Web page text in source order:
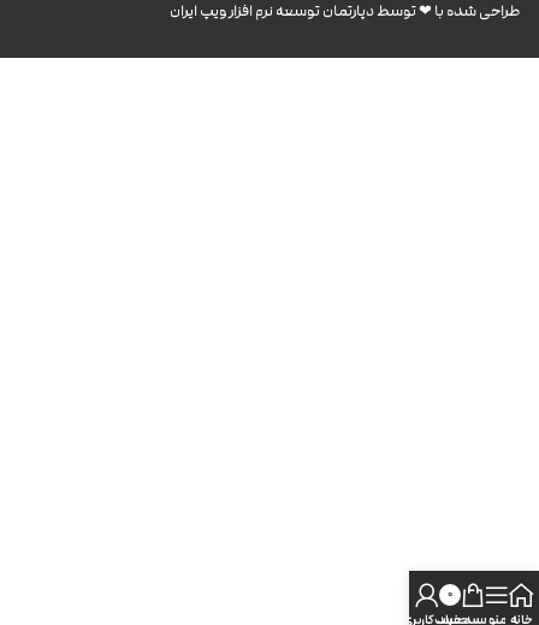
طراحی شده با ❤︎ توسط دپارتمان توسعه نرم افزار ویپ ایران
خانه منو
0
سبد خرید
حساب کاربری من